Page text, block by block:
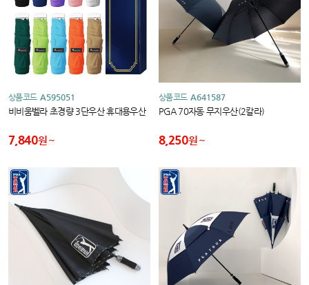
상품코드 A595051
비비움벨라 초경량 3단우산 휴대용우산
7,840원
상품코드 A641587
PGA 70자동 무지우산(2칼라)
8,250원